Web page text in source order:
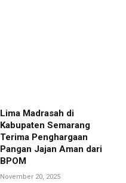
Lima Madrasah di
Kabupaten Semarang
Terima Penghargaan
Pangan Jajan Aman dari
BPOM
November 20, 2025